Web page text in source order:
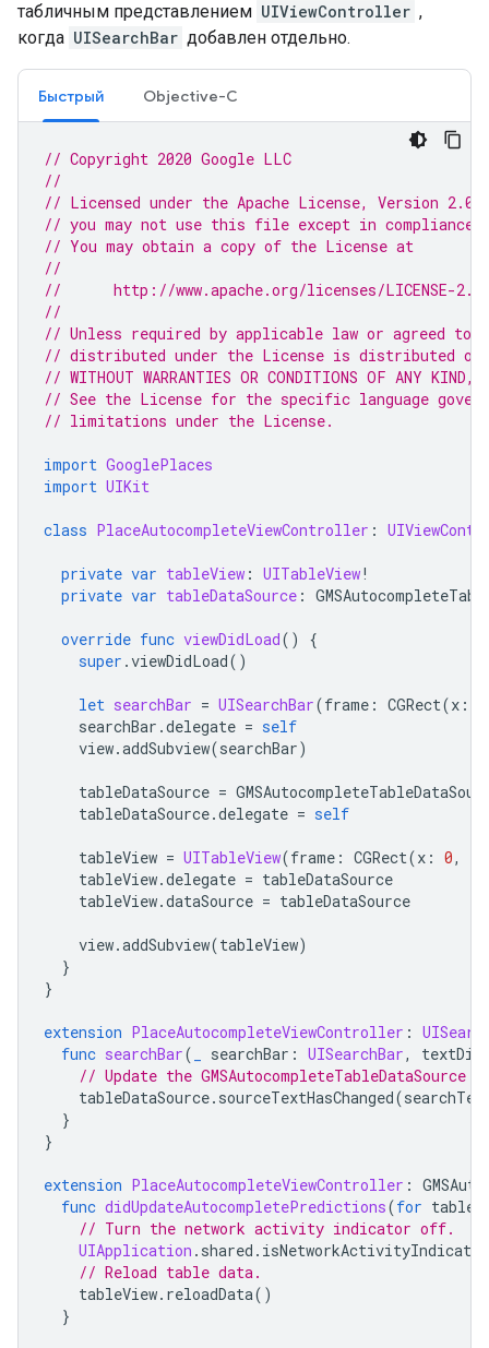
табличным представлением UIViewController ,
когда UISearchBar добавлен отдельно.
Быстрый Objective-C
// Copyright 2020 Google LLC
//
// Licensed under the Apache License, Version
// you may not use this file except in compliance
// You may obtain a copy of the License at
//
//      http://www.apache.org/licenses/LICENSE-2.0
//
// Unless required by applicable law or agreed to
// distributed under the License is distributed on
// WITHOUT WARRANTIES OR CONDITIONS OF ANY
// See the License for the specific language
// limitations under the License.
import GooglePlaces
import UIKit
class PlaceAutocompleteViewController :
private var tableView : UITableView!
private var tableDataSource :
override func viewDidLoad()
{
super .viewDidLoad()
let searchBar = UISearchBar(frame : CGRect(x :
searchBar .delegate = self
view.addSubview(searchBar)
tableDataSource =
tableDataSource.delegate = self
tableView = UITableView(frame : CGRect(x : 0,
tableView.delegate = tableDataSource
tableView.dataSource = tableDataSource
view.addSubview(tableView)
}
}
extension PlaceAutocompleteViewController :
func searchBar( searchBar : UISearchBar,
// Update the
tableDataSource. sourceTextHasChanged(
}
}
extension PlaceAutocompleteViewController :
func didUpdateAutocompletePredictions(for
// Turn the network activity indicator off.
UIApplication . shared .
// Reload table data.
tableView. reloadData()
}